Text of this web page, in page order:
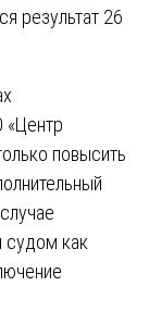
результат 26
«Центр
повысить
судом как